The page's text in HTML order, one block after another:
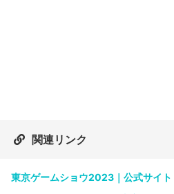
関連リンク
東京ゲームショウ2023｜公式サイト